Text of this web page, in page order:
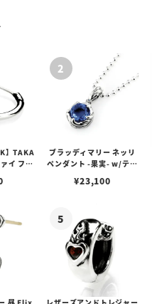
】TAKA
イ フー
ブラッディマリー ネッリ
ペンダント -果実- w/ティ
¥23,100